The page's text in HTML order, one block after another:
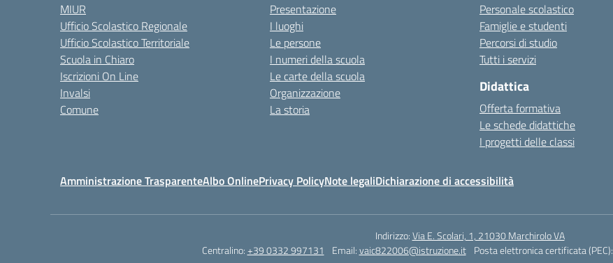
MIUR
Ufficio Scolastico Regionale
Ufficio Scolastico Territoriale
Scuola in Chiaro
Iscrizioni On Line
Invalsi
Comune
Presentazione
I luoghi
Le persone
I numeri della scuola
Le carte della scuola
Organizzazione
La storia
Personale scolastico
Famiglie e studenti
Percorsi di studio
Tutti i servizi
Didattica
Offerta formativa
Le schede didattiche
I progetti delle classi
Amministrazione TrasparenteAlbo OnlinePrivacy PolicyNote legaliDichiarazione di accessibilità
Indirizzo:Via E. Scolari, 1, 21030 Marchirolo VA
Centralino:+39 0332 997131 Email:vaic822006@istruzione.it Posta elettronica certificata (PEC):